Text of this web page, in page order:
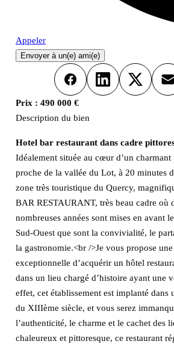
Appeler
Envoyer à un(e) ami(e)
FacebookLinkedInX
Prix : 490 000 €
Description du bien
Hotel bar restaurant dans cadre
Idéalement située au cœur d’un
proche de la vallée du Lot, à 20 minutes
zone très touristique du Quercy,
BAR RESTAURANT, très beau cadre où
nombreuses années sont mises en avant
Sud-Ouest que sont la convivialité, le
la gastronomie.<br />Je vous propose
exceptionnelle d’acquérir un hôtel
dans un lieu chargé d’histoire ayant une
effet, cet établissement est implanté dans
du XIIIème siècle, et vous serez
l’authenticité, le charme et le cachet des
chaleureux et pittoresque, ce restaurant